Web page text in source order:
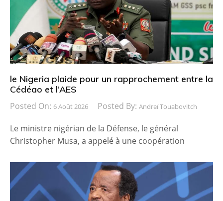
le Nigeria plaide pour un rapprochement entre la
Cédéao et l’AES
Posted On: 6 Août 2026 Posted By: Andreï Touabovitch
Le ministre nigérian de la Défense, le général
Christopher Musa, a appelé à une coopération